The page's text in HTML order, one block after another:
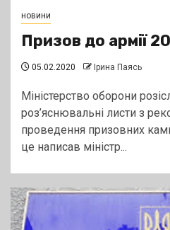
новини
Призов до армії
05.02.2020 Ірина Паясь
Міністерство оборони
роз’яснювальні листи з
проведення призовних
це написав міністр...